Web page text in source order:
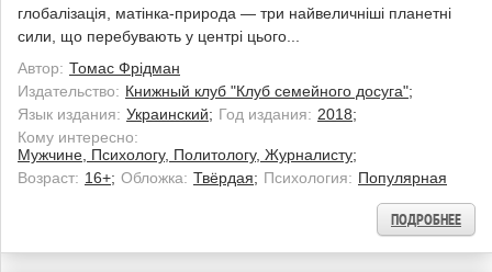
глобалізація, матінка-природа — три найвеличніші планетні
сили, що перебувають у центрі цього...
Автор: Томас Фрідман
Издательство: Книжный клуб "Клуб семейного досуга";
Язык издания: Украинский; Год издания: 2018;
Кому интересно:
Мужчине, Психологу, Политологу, Журналисту;
Возраст: 16+; Обложка: Твёрдая; Психология: Популярная
ПОДРОБНЕЕ